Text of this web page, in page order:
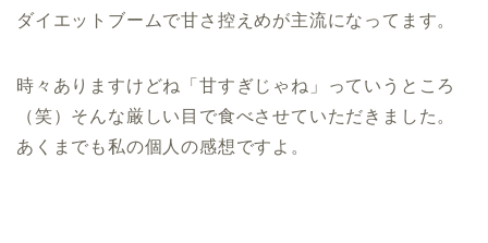
ダイエットブームで甘さ控えめが主流になってます。
時々ありますけどね「甘すぎじゃね」っていうところ
（笑）そんな厳しい目で食べさせていただきました。
あくまでも私の個人の感想ですよ。